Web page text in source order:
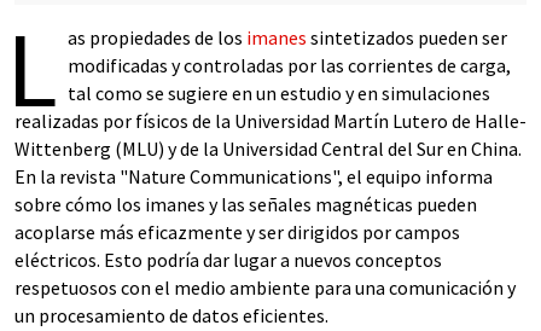
L as propiedades de los imanes sintetizados pueden ser
modificadas y controladas por las corrientes de carga,
tal como se sugiere en un estudio y en simulaciones
realizadas por físicos de la Universidad Martín Lutero de Halle-
Wittenberg (MLU) y de la Universidad Central del Sur en China.
En la revista "Nature Communications", el equipo informa
sobre cómo los imanes y las señales magnéticas pueden
acoplarse más eficazmente y ser dirigidos por campos
eléctricos. Esto podría dar lugar a nuevos conceptos
respetuosos con el medio ambiente para una comunicación y
un procesamiento de datos eficientes.